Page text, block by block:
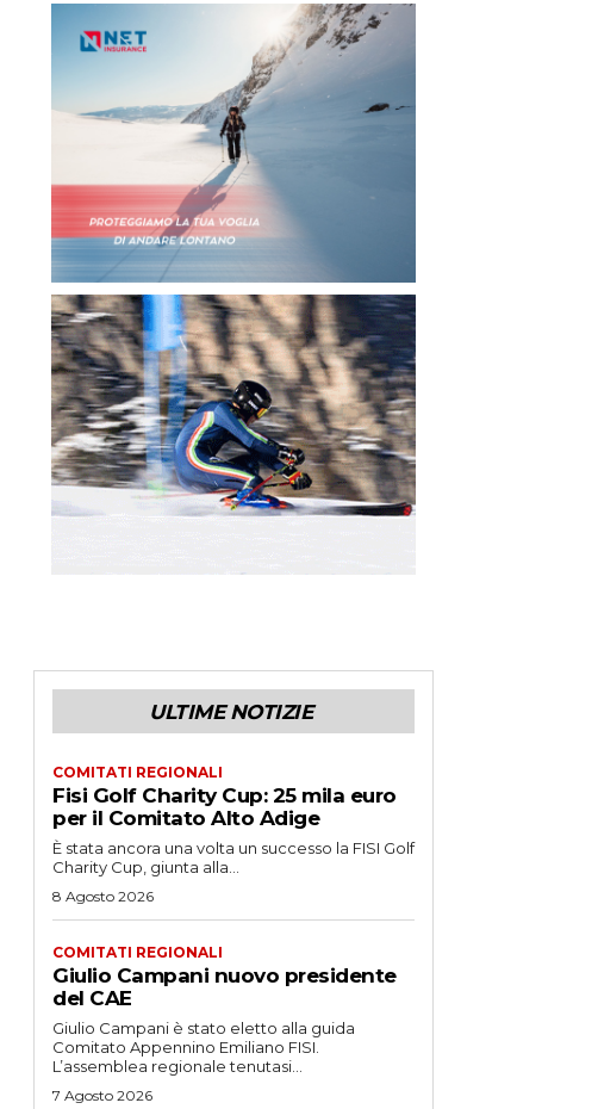
ULTIME NOTIZIE
COMITATI REGIONALI
Fisi Golf Charity Cup: 25 mila euro
per il Comitato Alto Adige
È stata ancora una volta un successo la FISI Golf
Charity Cup, giunta alla...
8 Agosto 2026
COMITATI REGIONALI
Giulio Campani nuovo presidente
del CAE
Giulio Campani è stato eletto alla guida
Comitato Appennino Emiliano FISI.
L’assemblea regionale tenutasi...
7 Agosto 2026